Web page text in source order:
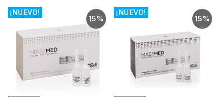
15%
¡NUEVO!
15%
¡NUEVO!